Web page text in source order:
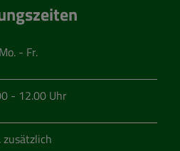
Mo. - Fr.
- 12.00 Uhr
zusätzlich